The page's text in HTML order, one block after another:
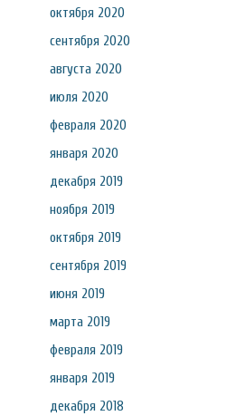
октября 2020
сентября 2020
августа 2020
июля 2020
февраля 2020
января 2020
декабря 2019
ноября 2019
октября 2019
сентября 2019
июня 2019
марта 2019
февраля 2019
января 2019
декабря 2018